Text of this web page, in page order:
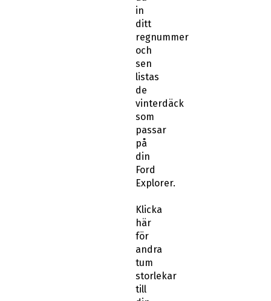
in
ditt
regnummer
och
sen
listas
de
vinterdäck
som
passar
på
din
Ford
Explorer.
Klicka
här
för
andra
tum
storlekar
till
din